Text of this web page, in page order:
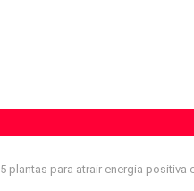
5 plantas para atrair energia positiva e transformar o clima da sua